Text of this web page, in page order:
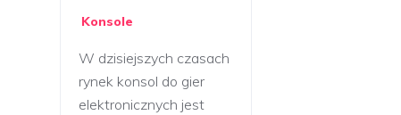
Konsole
W dzisiejszych czasach
rynek konsol do gier
elektronicznych jest